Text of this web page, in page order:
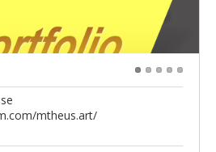
mtheus.art/